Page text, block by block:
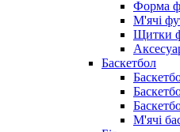
Форма
М'ячі
Щитки
Баскетбол
М'ячі